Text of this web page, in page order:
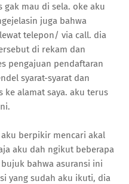
mau di sela. oke aku
juga bahwa
telepon/ via call. dia
di rekam dan
pengajuan pendaftaran
syarat-syarat dan
ke alamat saya. aku terus
berpikir mencari akal
aku dah ngikut beberapa
bahwa asuransi ini
yang sudah aku ikuti, dia